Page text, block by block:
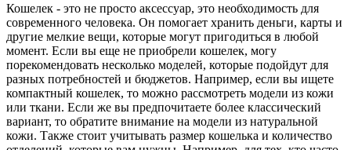
Кошелек - это не просто аксессуар, это необходимость для
современного человека. Он помогает хранить деньги, карты и
другие мелкие вещи, которые могут пригодиться в любой
момент. Если вы еще не приобрели кошелек, могу
порекомендовать несколько моделей, которые подойдут для
разных потребностей и бюджетов. Например, если вы ищете
компактный кошелек, то можно рассмотреть модели из кожи
или ткани. Если же вы предпочитаете более классический
вариант, то обратите внимание на модели из натуральной
кожи. Также стоит учитывать размер кошелька и количество